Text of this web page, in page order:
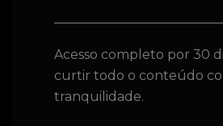
Acesso completo por 30
curtir todo o conteúdo
tranquilidade.